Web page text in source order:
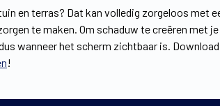
en terras? Dat kan volledig zorgeloos met
te maken. Om schaduw te creëren met je
wanneer het scherm zichtbaar is.
!